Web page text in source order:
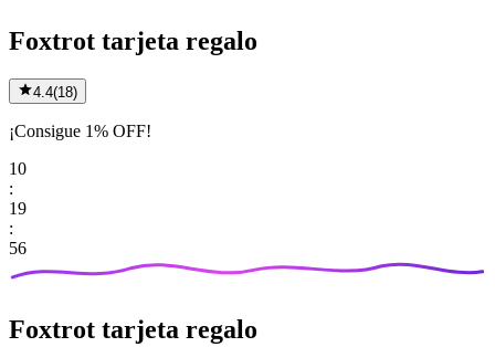
Foxtrot tarjeta regalo
4.4(18)
¡Consigue 1% OFF!
10
:
19
:
56
Foxtrot tarjeta regalo